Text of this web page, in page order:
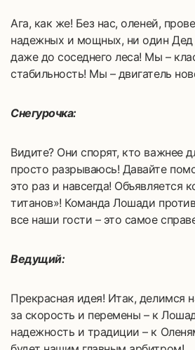
Ага, как же! Без нас, оленей,
надежных и мощных, ни один Дед
даже до соседнего леса! Мы –
стабильность! Мы – двигатель
Снегурочка:
Видите? Они спорят, кто важнее
просто разрываюсь! Давайте
это раз и навсегда! Объявляется
титанов»! Команда Лошади
все наши гости – это самое
Ведущий:
Прекрасная идея! Итак, делимся
за скорость и перемены – к
надежность и традиции – к